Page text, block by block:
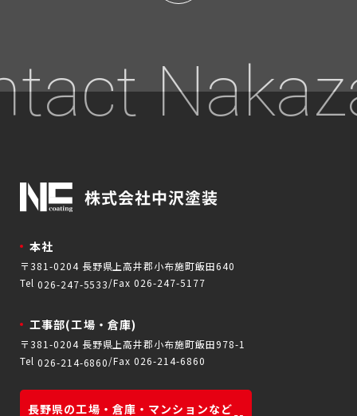
本社
〒381-0204 長野県上高井郡小布施町飯田640
Tel 026-247-5533 Fax 026-247-5177
工事部(工場・倉庫)
〒381-0204 長野県上高井郡小布施町飯田978-1
Tel 026-214-6860 Fax 026-214-6860
長野県の工場・倉庫・マンションなど